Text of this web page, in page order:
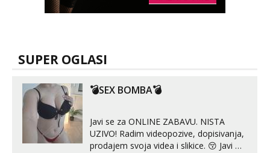
SUPER OGLASI
💣SEX BOMBA💣
Javi se za ONLINE ZABAVU. NISTA
UZIVO! Radim videopozive, dopisivanja,
prodajem svoja videa i slikice. 😚 Javi mi